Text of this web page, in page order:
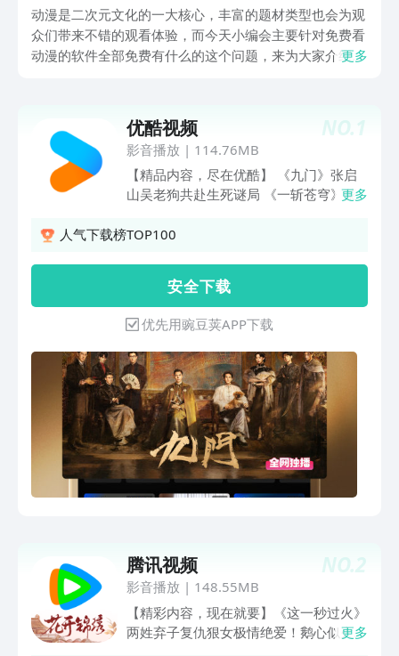
动漫是二次元文化的一大核心，丰富的题材类型也会为观
众们带来不错的观看体验，而今天小编会主要针对免费看
动漫的软件全部免费有什么的这个问题，来为大家介绍五
更多
NO.1
优酷视频
影音播放 | 114.76MB
【精品内容，尽在优酷】 《九门》张启
山吴老狗共赴生死谜局 《一斩苍穹》菜
案！人性罪与罚 《千香》宋威龙鞠婧祎
撞东方修仙 《沧元图》看孟川执刀斩妖
邪 雷霆护众生 《云深不知梦 特别篇》斩
尽前尘恨，拔剑救世人！ 《镖人：风起
大漠》吴京领衔武侠巨制 《食神·百厨大
战》战火升级！星素换位高燃对决 《翘
楚》陈都灵周翊然掀翻野心局 《光阴之
外 年番》光阴之外年番 狠辣少年末世屠
神 《师兄啊师兄》师兄啊师兄最终季 战
天道改大劫 《熊出没·年年有熊》熊强组
合超能冒险 《这是我的西游2》时代少年
团与四位哥哥爆笑整活 《雨霖铃》杨洋
三季》赛博水墨炸燃视听盛宴
更多
人气下载榜TOP100
安 全 下 载
优先用豌豆荚APP下载
NO.2
腾讯视频
影音播放 | 148.55MB
【精彩内容，现在就要】《这一秒过火》
两姓弃子复仇狠女极情绝爱！鹅心似火，
更多